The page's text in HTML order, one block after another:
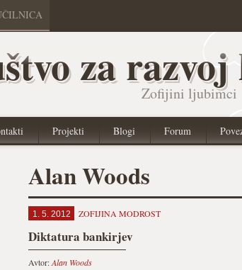
za
Zofijini ljubimci
Projekti Blogi Forum
Alan Woods
1. 5. 2012 ZOFIJINA MODROST
Diktatura bankirjev
Avtor:Alan Woods